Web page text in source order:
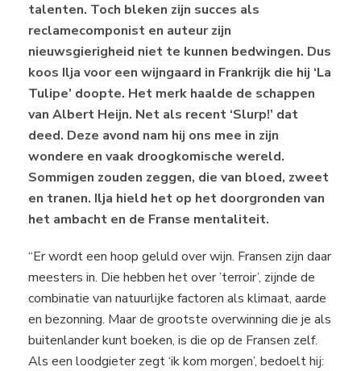
talenten. Toch bleken zijn succes als
reclamecomponist en auteur zijn
nieuwsgierigheid niet te kunnen bedwingen. Dus
koos Ilja voor een wijngaard in Frankrijk die hij ‘La
Tulipe’ doopte. Het merk haalde de schappen
van Albert Heijn. Net als recent ‘Slurp!’ dat
deed. Deze avond nam hij ons mee in zijn
wondere en vaak droogkomische wereld.
Sommigen zouden zeggen, die van bloed, zweet
en tranen. Ilja hield het op het doorgronden van
het ambacht en de Franse mentaliteit.
“Er wordt een hoop geluld over wijn. Fransen zijn daar
meesters in. Die hebben het over ’terroir’, zijnde de
combinatie van natuurlijke factoren als klimaat, aarde
en bezonning. Maar de grootste overwinning die je als
buitenlander kunt boeken, is die op de Fransen zelf.
Als een loodgieter zegt ‘ik kom morgen’, bedoelt hij: